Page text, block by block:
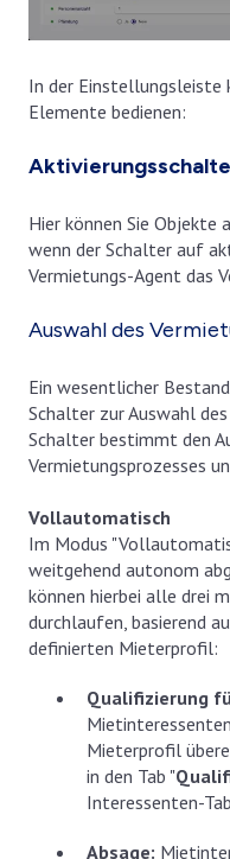
In der Einstellungsleiste
Elemente bedienen:
Hier können Sie Objekte
wenn der Schalter auf
Vermietungs-Agent das
Auswahl des
Ein wesentlicher
Schalter zur Auswahl
Schalter bestimmt den
Vermietungsprozesses
Vollautomatisch
Im Modus
weitgehend autonom
können hierbei alle drei
durchlaufen, basierend
definierten Mieterprofil:
Qualifizierung
Mieterprofil
in den Tab "
Interessenten-
Absage: